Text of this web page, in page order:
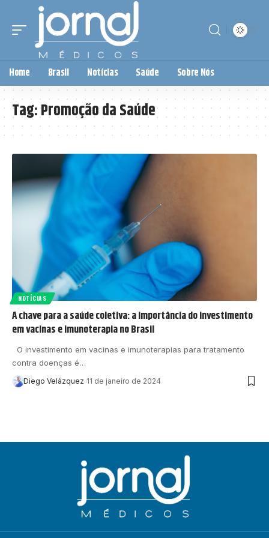
Home Brasil Notícias Saúde Sobre Nós
Tag:Promoção da Saúde
NOTÍCIAS
A chave para a saúde coletiva: a importância do investimento
em vacinas e imunoterapia no Brasil
O investimento em vacinas e imunoterapias para tratamento
contra doenças é…
Diego Velázquez 11 de janeiro de 2024